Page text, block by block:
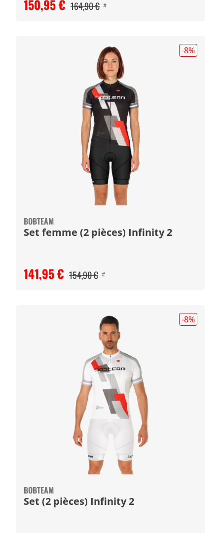
150,95 € 164,90 € #
-8%
BOBTEAM
Set femme (2 pièces) Infinity 2
141,95 € 154,90 € #
-8%
BOBTEAM
Set (2 pièces) Infinity 2